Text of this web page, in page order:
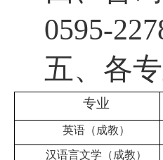
0595-
五、 各
专业
英语（成教）
汉语言文学（成教）